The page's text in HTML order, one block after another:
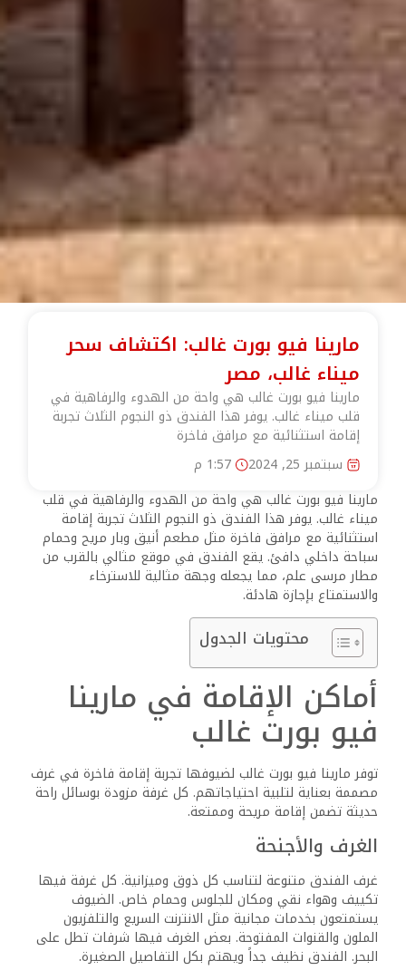
مارينا فيو بورت غالب: اكتشاف سحر
ميناء غالب، مصر
مارينا فيو بورت غالب هي واحة من الهدوء والرفاهية في
قلب ميناء غالب. يوفر هذا الفندق ذو النجوم الثلاث تجربة
إقامة استثنائية مع مرافق فاخرة
سبتمبر 25, 2024
1:57 م
مارينا فيو بورت غالب هي واحة من الهدوء والرفاهية في قلب
ميناء غالب. يوفر هذا الفندق ذو النجوم الثلاث تجربة إقامة
استثنائية مع مرافق فاخرة مثل مطعم أنيق وبار مريح وحمام
سباحة داخلي دافئ. يقع الفندق في موقع مثالي بالقرب من
مطار مرسى علم، مما يجعله وجهة مثالية للاسترخاء
والاستمتاع بإجازة هادئة.
محتويات الجدول
أماكن الإقامة في مارينا
فيو بورت غالب
توفر مارينا فيو بورت غالب لضيوفها تجربة إقامة فاخرة في غرف
مصممة بعناية لتلبية احتياجاتهم. كل غرفة مزودة بوسائل راحة
حديثة تضمن إقامة مريحة وممتعة.
الغرف والأجنحة
غرف الفندق متنوعة لتناسب كل ذوق وميزانية. كل غرفة فيها
تكييف وهواء نقي ومكان للجلوس وحمام خاص. الضيوف
يستمتعون بخدمات مجانية مثل الانترنت السريع والتلفزيون
الملون والقنوات المفتوحة. بعض الغرف فيها شرفات تطل على
البحر. الفندق نظيف جداً ويهتم بكل التفاصيل الصغيرة.